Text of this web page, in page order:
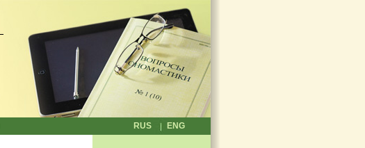
RUS ENG